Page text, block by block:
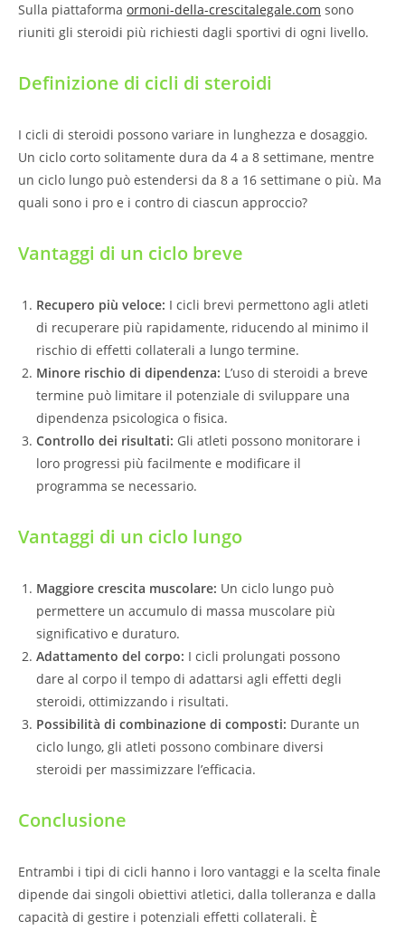
Sulla piattaforma ormoni-della-crescitalegale.com sono
riuniti gli steroidi più richiesti dagli sportivi di ogni livello.
Definizione di cicli di steroidi
I cicli di steroidi possono variare in lunghezza e dosaggio.
Un ciclo corto solitamente dura da 4 a 8 settimane, mentre
un ciclo lungo può estendersi da 8 a 16 settimane o più. Ma
quali sono i pro e i contro di ciascun approccio?
Vantaggi di un ciclo breve
Recupero più veloce: I cicli brevi permettono agli atleti
di recuperare più rapidamente, riducendo al minimo il
rischio di effetti collaterali a lungo termine.
Minore rischio di dipendenza: L’uso di steroidi a breve
termine può limitare il potenziale di sviluppare una
dipendenza psicologica o fisica.
Controllo dei risultati: Gli atleti possono monitorare i
loro progressi più facilmente e modificare il
programma se necessario.
Vantaggi di un ciclo lungo
Maggiore crescita muscolare: Un ciclo lungo può
permettere un accumulo di massa muscolare più
significativo e duraturo.
Adattamento del corpo: I cicli prolungati possono
dare al corpo il tempo di adattarsi agli effetti degli
steroidi, ottimizzando i risultati.
Possibilità di combinazione di composti: Durante un
ciclo lungo, gli atleti possono combinare diversi
steroidi per massimizzare l’efficacia.
Conclusione
Entrambi i tipi di cicli hanno i loro vantaggi e la scelta finale
dipende dai singoli obiettivi atletici, dalla tolleranza e dalla
capacità di gestire i potenziali effetti collaterali. È